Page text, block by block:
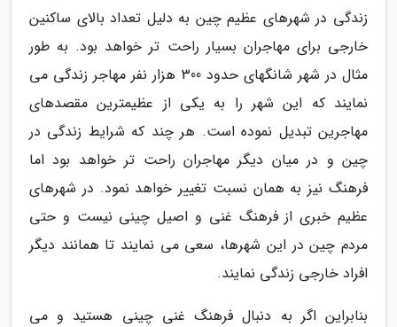
زندگی در شهرهای عظیم چین به دلیل تعداد بالای ساکنین
خارجی برای مهاجران بسیار راحت تر خواهد بود. به طور
مثال در شهر شانگهای حدود 300 هزار نفر مهاجر زندگی می
نمایند که این شهر را به یکی از عظیمترین مقصدهای
مهاجرین تبدیل نموده است. هر چند که شرایط زندگی در
چین و در میان دیگر مهاجران راحت تر خواهد بود اما
فرهنگ نیز به همان نسبت تغییر خواهد نمود. در شهرهای
عظیم خبری از فرهنگ غنی و اصیل چینی نیست و حتی
مردم چین در این شهرها، سعی می نمایند تا همانند دیگر
افراد خارجی زندگی نمایند.
بنابراین اگر به دنبال فرهنگ غنی چینی هستید و می